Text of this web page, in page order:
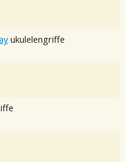
ukulelengriffe